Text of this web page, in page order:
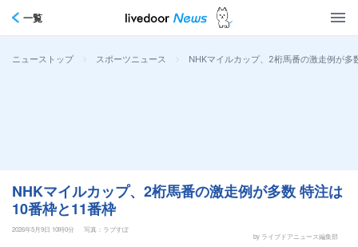
一覧
ニューストップ > スポーツニュース > NHKマイルカップ、2桁馬番の激走例が多
NHKマイルカップ、2桁馬番の激走例が多数 特注は
10番枠と11番枠
2026年5月9日 10時0分
写真：ラブすぽ
by ライブドアニュース編集部